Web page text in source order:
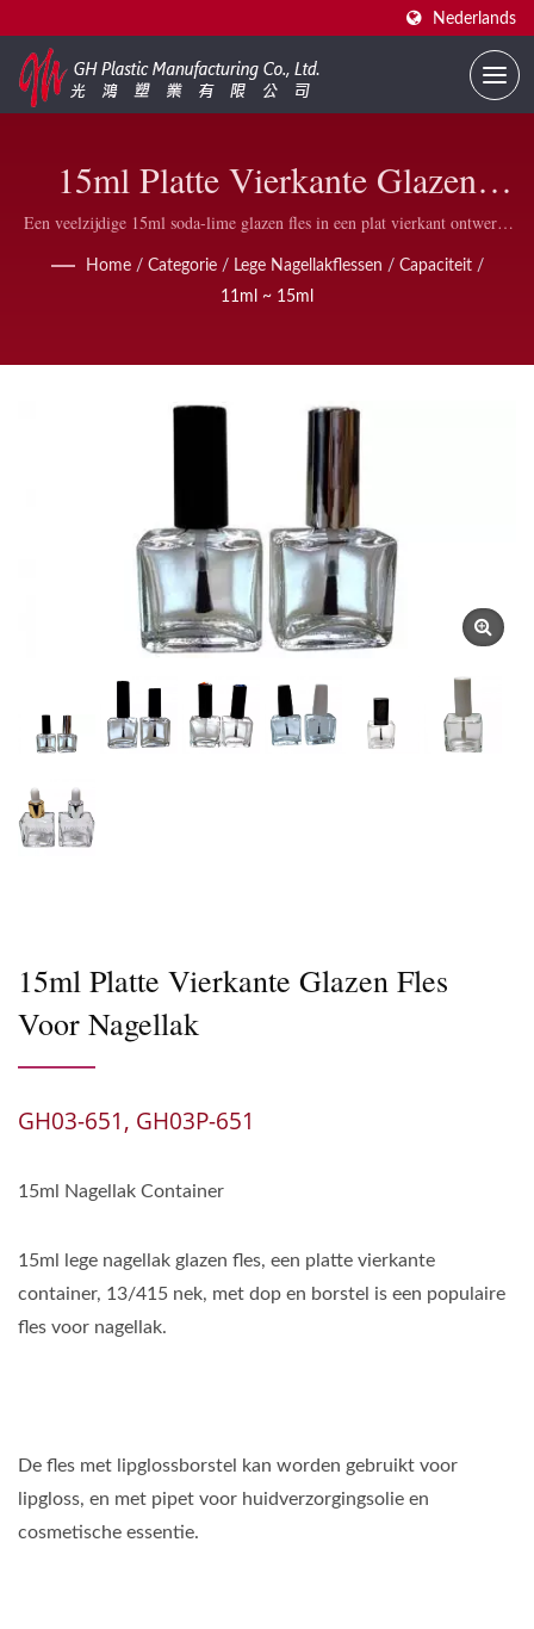
Nederlands
15ml Platte Vierkante Glazen
Nagellakfles Met Dop En Borstel
Een veelzijdige 15ml soda-lime glazen fles in een plat vierkant ontwerp,
borstel of druppelaar — met aangepaste logo-print voor gemerkte
nagellak, lipgloss en huidverzorgingsproducten.
Home / Categorie / Lege Nagellakflessen / Capaciteit /
11ml ~ 15ml
15ml Platte Vierkante Glazen Fles
Voor Nagellak
GH03-651, GH03P-651
15ml Nagellak Container
15ml lege nagellak glazen fles, een platte vierkante
container, 13/415 nek, met dop en borstel is een populaire
fles voor nagellak.
De fles met lipglossborstel kan worden gebruikt voor
lipgloss, en met pipet voor huidverzorgingsolie en
cosmetische essentie.